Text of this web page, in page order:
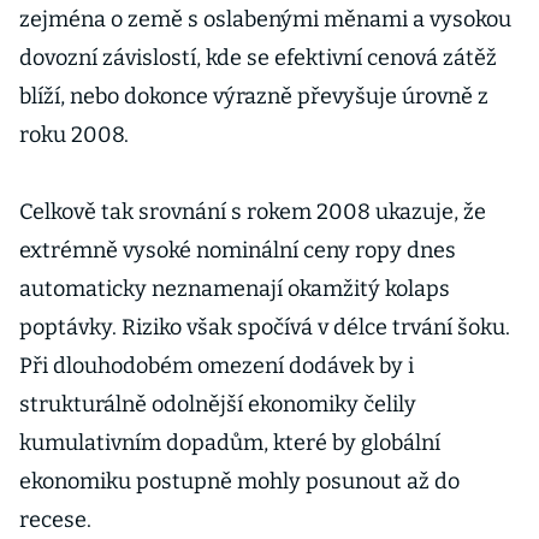
zejména o země s oslabenými měnami a vysokou
dovozní závislostí, kde se efektivní cenová zátěž
blíží, nebo dokonce výrazně převyšuje úrovně z
roku 2008.
Celkově tak srovnání s rokem 2008 ukazuje, že
extrémně vysoké nominální ceny ropy dnes
automaticky neznamenají okamžitý kolaps
poptávky. Riziko však spočívá v délce trvání šoku.
Při dlouhodobém omezení dodávek by i
strukturálně odolnější ekonomiky čelily
kumulativním dopadům, které by globální
ekonomiku postupně mohly posunout až do
recese.